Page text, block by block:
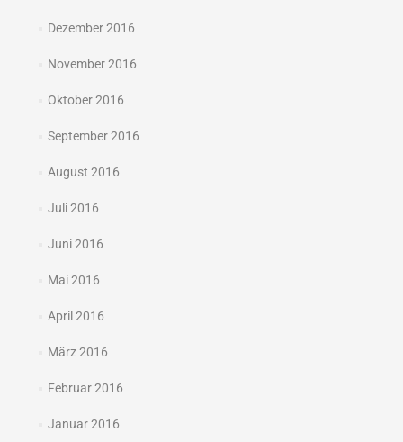
Dezember 2016
November 2016
Oktober 2016
September 2016
August 2016
Juli 2016
Juni 2016
Mai 2016
April 2016
März 2016
Februar 2016
Januar 2016